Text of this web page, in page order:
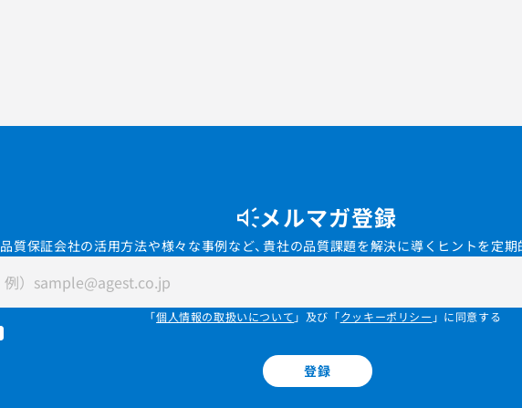
メルマガ登録
品質保証会社の活用方法や様々な事例など、貴社の品質課題を解決に導くヒントを定期
「個人情報の取扱いについて 」及び「クッキーポリシー 」に同意する
登録